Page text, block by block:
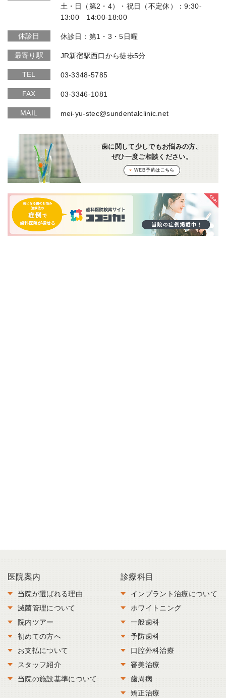
土・日（第2・4）・祝日（不定休）：9:30-
13:00 14:00-18:00
休診日 休診日：第1・3・5日曜
最寄り駅 JR新宿駅西口から徒歩5分
TEL 03-3348-5785
FAX 03-3346-1081
MAIL mei-yu-stec@sundentalclinic.net
歯に関して少しでもお悩みの方、
ぜひ一度ご相談ください。
WEB予約はこちら
医院案内
当院が選ばれる理由
滅菌管理について
院内ツアー
初めての方へ
お支払について
スタッフ紹介
当院の施設基準について
診療科目
インプラント治療について
ホワイトニング
一般歯科
予防歯科
口腔外科治療
審美治療
歯周病
矯正治療